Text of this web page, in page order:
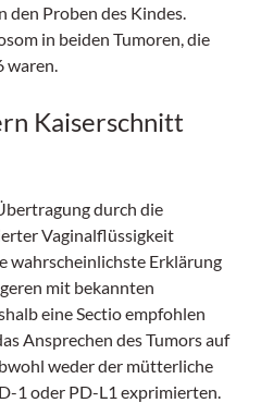
den Proben des Kindes.
in beiden Tumoren, die
Kaiserschnitt
durch die
Vaginalflüssigkeit
wahrscheinlichste Erklärung
mit bekannten
eine Sectio empfohlen
Ansprechen des Tumors auf
weder der mütterliche
1 oder PD-L1 exprimierten.